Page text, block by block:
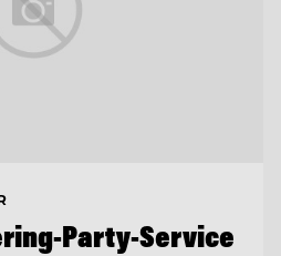
Party-Service